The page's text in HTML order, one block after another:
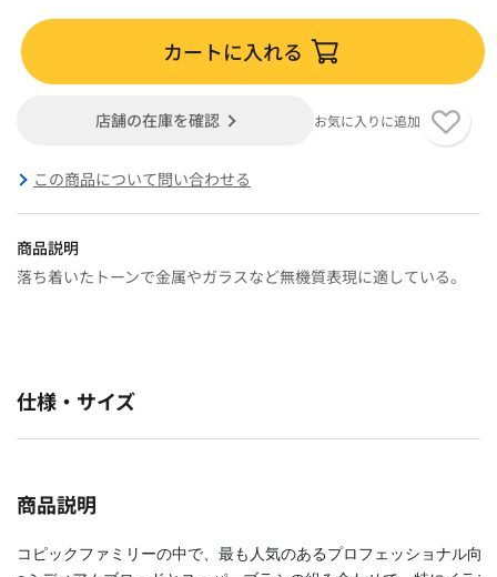
カートに入れる
店舗の在庫を確認 お気に入りに追加
この商品について問い合わせる
商品説明
落ち着いたトーンで金属やガラスなど無機質表現に適している。
仕様・サイズ
商品説明
コピックファミリーの中で、最も人気のあるプロフェッショナル向